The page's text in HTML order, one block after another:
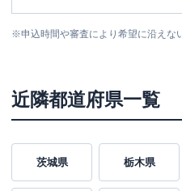
※申込時間や審査により希望に沿えな
近隣都道府県一覧
茨城県 栃木県